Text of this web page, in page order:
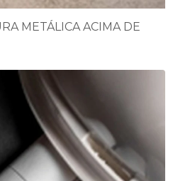
METÁLICA ACIMA DE